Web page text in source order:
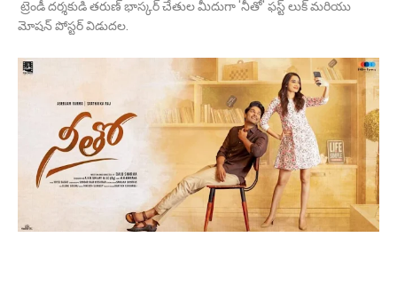
ట్రెండీ దర్శకుడి తరుణ్ భాస్కర్ చేతుల మీదుగా 'నీతో' ఫస్ట్ లుక్ మరియు
మోషన్ పోస్టర్ విడుదల.